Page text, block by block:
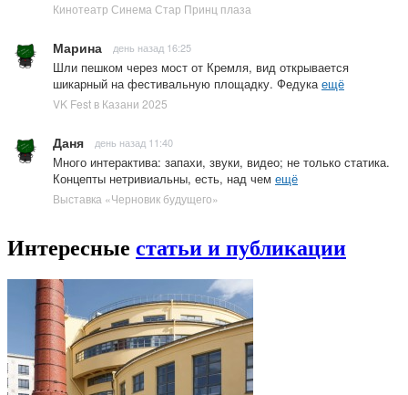
Кинотеатр Синема Стар Принц плаза
Марина день назад 16:25
Шли пешком через мост от Кремля, вид открывается
шикарный на фестивальную площадку. Федукаещё
VK Fest в Казани 2025
Даня день назад 11:40
Много интерактива: запахи, звуки, видео; не только статика.
Концепты нетривиальны, есть, над чем ещё
Выставка «Черновик будущего»
Интересные статьи и публикации